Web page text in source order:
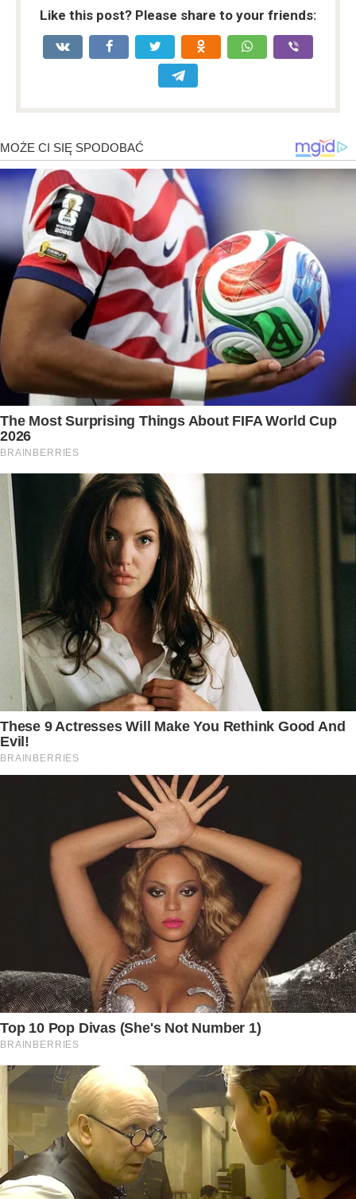
Like this post? Please share to your friends: